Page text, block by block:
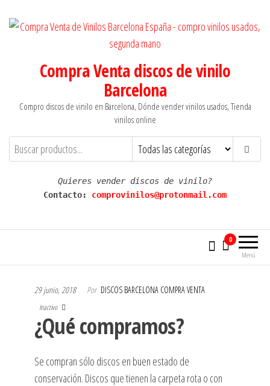
Compra Venta discos de vinilo
Barcelona
Compro discos de vinilo en Barcelona, Dónde vender vinilos usados, Tienda
vinilos online
Quieres vender discos de vinilo?
Contacto: comprovinilos@protonmail.com
Menú
0
29 junio, 2018 Por DISCOS BARCELONA COMPRA VENTA
Inactivo
¿Qué compramos?
Se compran sólo discos en buen estado de
conservación. Discos que tienen la carpeta rota o con